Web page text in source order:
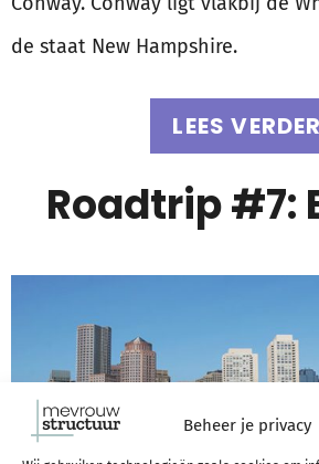
Beheer je privacy
de staat New Hampshire.
LEES VERDER
Roadtrip #7: